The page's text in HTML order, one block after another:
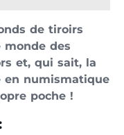
de tiroirs
des
et, qui sait, la
en numismatique
poche !